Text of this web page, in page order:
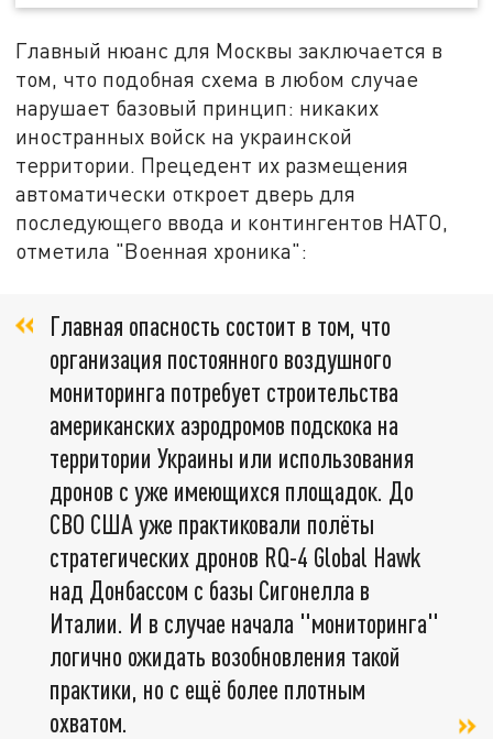
Главный нюанс для Москвы заключается в
том, что подобная схема в любом случае
нарушает базовый принцип: никаких
иностранных войск на украинской
территории. Прецедент их размещения
автоматически откроет дверь для
последующего ввода и контингентов НАТО,
отметила "Военная хроника":
Главная опасность состоит в том, что
организация постоянного воздушного
мониторинга потребует строительства
американских аэродромов подскока на
территории Украины или использования
дронов с уже имеющихся площадок. До
СВО США уже практиковали полёты
стратегических дронов RQ-4 Global Hawk
над Донбассом с базы Сигонелла в
Италии. И в случае начала "мониторинга"
логично ожидать возобновления такой
практики, но с ещё более плотным
охватом.